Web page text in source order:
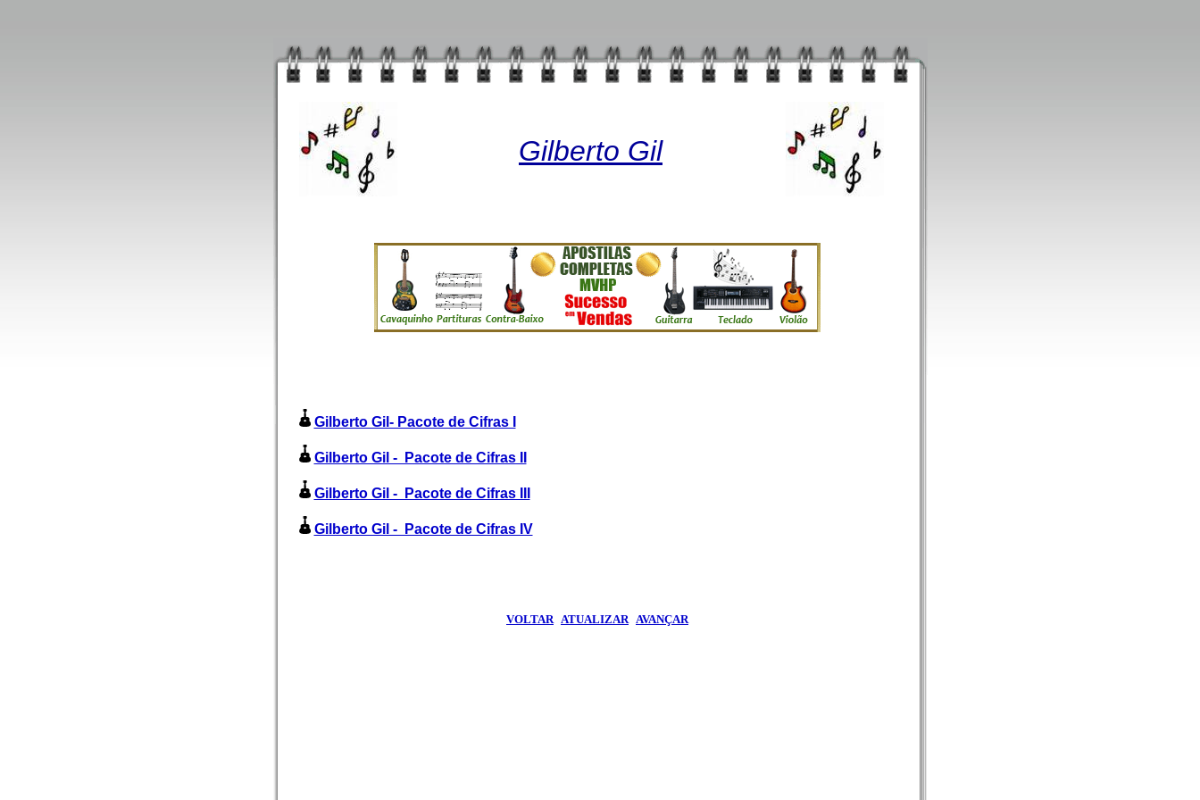
Gilberto Gil
Gilberto Gil- Pacote de Cifras I
Gilberto Gil - Pacote de Cifras II
Gilberto Gil - Pacote de Cifras III
Gilberto Gil - Pacote de Cifras IV
VOLTAR| ATUALIZAR| AVANÇAR